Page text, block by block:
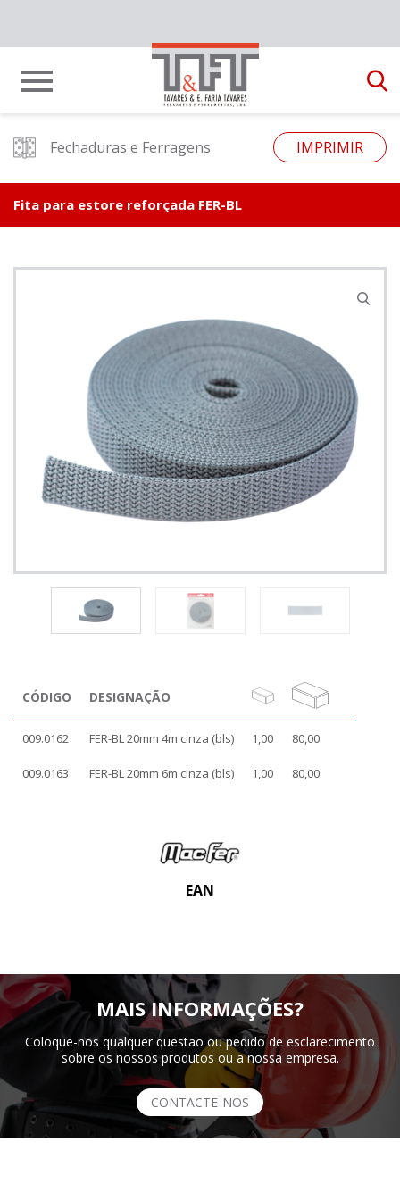
Fechaduras e Ferragens IMPRIMIR
Fita para estore reforçada FER-BL
CÓDIGO DESIGNAÇÃO
009.0162 FER-BL 20mm 4m cinza (bls) 1,00 80,00
009.0163 FER-BL 20mm 6m cinza (bls) 1,00 80,00
EAN
MAIS INFORMAÇÕES?
Coloque-nos qualquer questão ou pedido de esclarecimento
sobre os nossos produtos ou a nossa empresa.
CONTACTE-NOS